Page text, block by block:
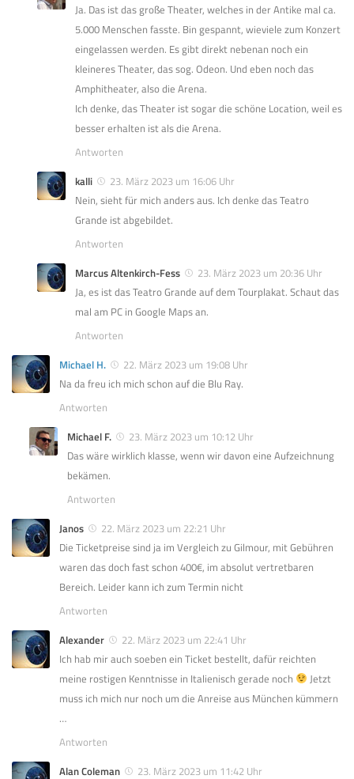
Ja. Das ist das große Theater, welches in der Antike mal ca.
5.000 Menschen fasste. Bin gespannt, wieviele zum Konzert
eingelassen werden. Es gibt direkt nebenan noch ein
kleineres Theater, das sog. Odeon. Und eben noch das
Amphitheater, also die Arena.
Ich denke, das Theater ist sogar die schöne Location, weil es
besser erhalten ist als die Arena.
Antworten
kalli
23. März 2023 um 16:06 Uhr
Nein, sieht für mich anders aus. Ich denke das Teatro
Grande ist abgebildet.
Antworten
Marcus Altenkirch-Fess
23. März 2023 um 20:36 Uhr
Ja, es ist das Teatro Grande auf dem Tourplakat. Schaut das
mal am PC in Google Maps an.
Antworten
Michael H.
22. März 2023 um 19:08 Uhr
Na da freu ich mich schon auf die Blu Ray.
Antworten
Michael F.
23. März 2023 um 10:12 Uhr
Das wäre wirklich klasse, wenn wir davon eine Aufzeichnung
bekämen.
Antworten
Janos
22. März 2023 um 22:21 Uhr
Die Ticketpreise sind ja im Vergleich zu Gilmour, mit Gebühren
waren das doch fast schon 400€, im absolut vertretbaren
Bereich. Leider kann ich zum Termin nicht
Antworten
Alexander
22. März 2023 um 22:41 Uhr
Ich hab mir auch soeben ein Ticket bestellt, dafür reichten
meine rostigen Kenntnisse in Italienisch gerade noch
Jetzt
muss ich mich nur noch um die Anreise aus München kümmern
…
Antworten
Alan Coleman
23. März 2023 um 11:42 Uhr